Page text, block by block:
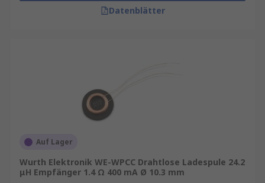
Datenblätter
Auf Lager
Wurth Elektronik WE-WPCC Drahtlose Ladespule 24.2
μH Empfänger 1.4 Ω 400 mA Ø 10.3 mm